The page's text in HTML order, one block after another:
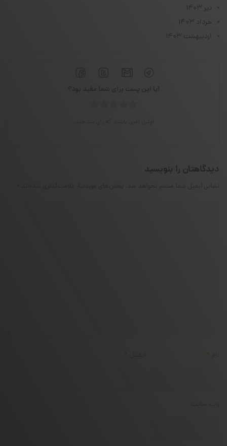
تیر ۱۴۰۳
خرداد ۱۴۰۳
اردیبهشت ۱۴۰۳
آیا این پست برای شما مفید بود؟
دیدگاهتان را بنویسید
*
*